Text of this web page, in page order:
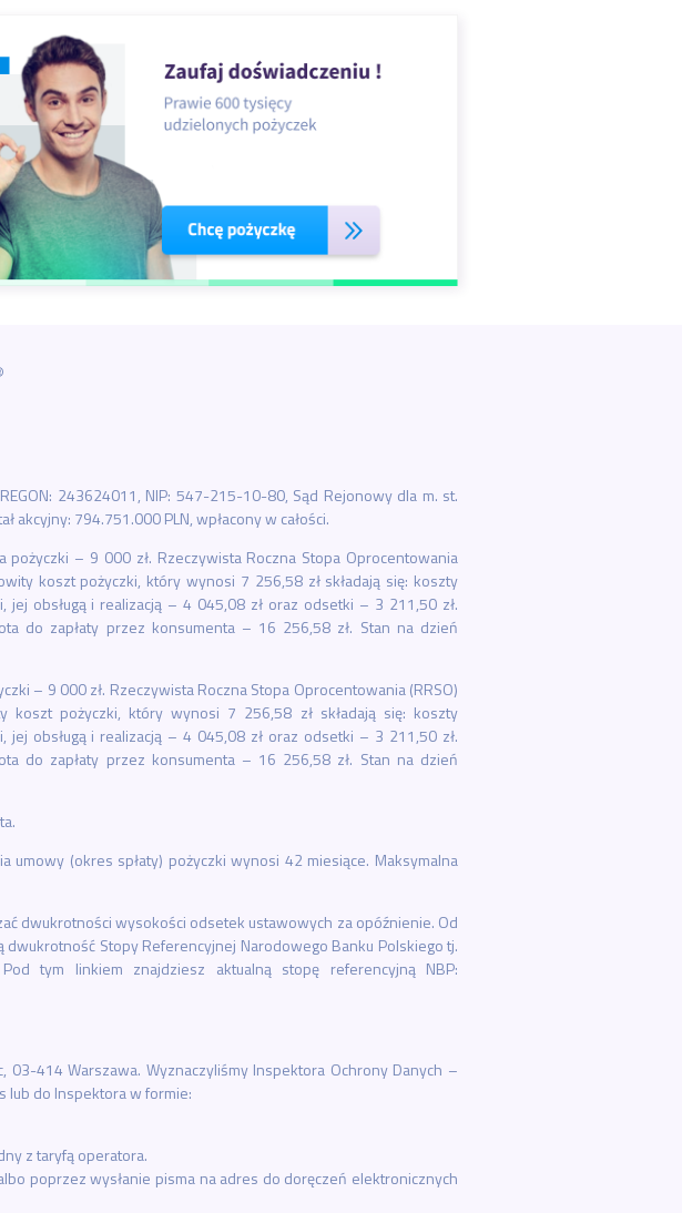
243624011, NIP: 547-215-10-80, Sąd Rejonowy dla m. st.
akcyjny: 794.751.000 PLN, wpłacony w całości.
– 9 000 zł. Rzeczywista Roczna Stopa Oprocentowania
koszt pożyczki, który wynosi 7 256,58 zł składają się: koszty
obsługą i realizacją – 4 045,08 zł oraz odsetki – 3 211,50 zł.
do zapłaty przez konsumenta – 16 256,58 zł. Stan na dzień
– 9 000 zł. Rzeczywista Roczna Stopa Oprocentowania (RRSO)
koszt pożyczki, który wynosi 7 256,58 zł składają się: koszty
obsługą i realizacją – 4 045,08 zł oraz odsetki – 3 211,50 zł.
do zapłaty przez konsumenta – 16 256,58 zł. Stan na dzień
(okres spłaty) pożyczki wynosi 42 miesiące. Maksymalna
dwukrotności wysokości odsetek ustawowych za opóźnienie. Od
Stopy Referencyjnej Narodowego Banku Polskiego tj.
tym linkiem znajdziesz aktualną stopę referencyjną NBP:
03-414 Warszawa. Wyznaczyliśmy Inspektora Ochrony Danych –
lub do Inspektora w formie:
z taryfą operatora.
poprzez wysłanie pisma na adres do doręczeń elektronicznych